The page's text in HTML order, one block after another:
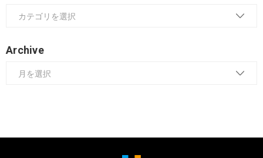
Archive